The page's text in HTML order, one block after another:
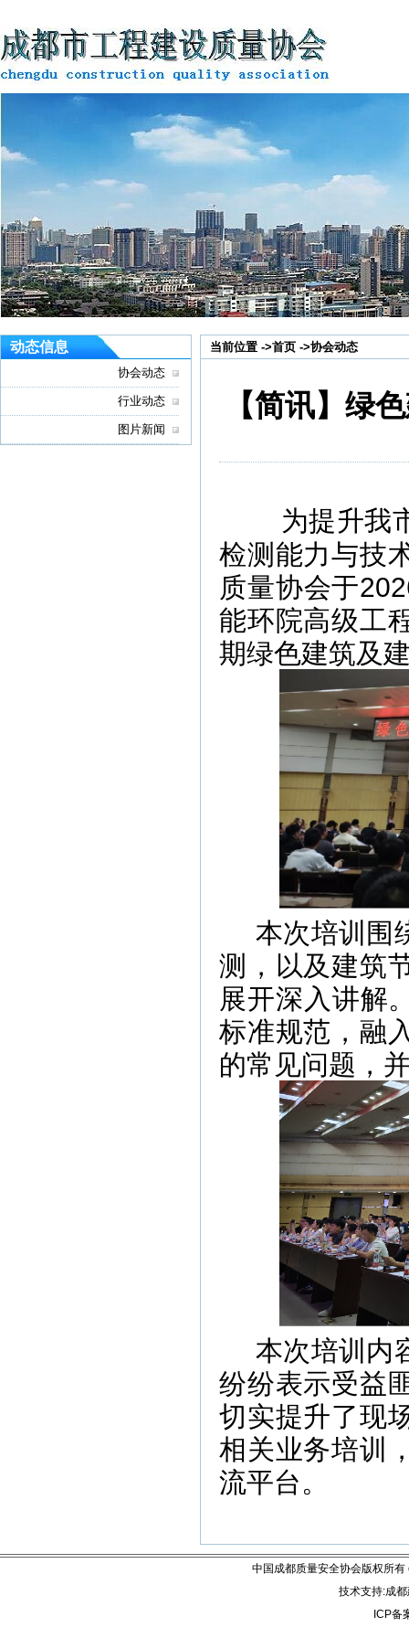
动态信息
协会动态
行业动态
图片新闻
当前位置 ->首页 ->协会动态
【简讯】绿
为提升我
检测能力与技
质量协会于
能环院高级工
期绿色建筑及
本次培训围
测，以及建筑
展开深入讲解
标准规范，融
的常见问题，
本次培训内
纷纷表示受益
切实提升了现
相关业务培训
流平台。
中国成都质量安全协会版权所
技术支持:成
ICP备